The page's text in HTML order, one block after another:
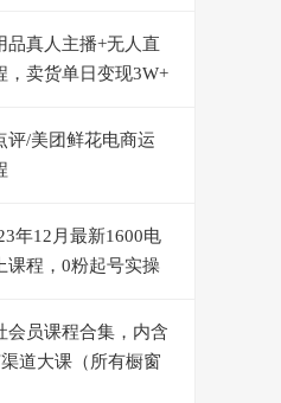
品真人主播+无人直
，卖货单日变现3W+
评/美团鲜花电商运
年12月最新1600电
课程，0粉起号实操
会员课程合集，内含
道大课（所有橱窗